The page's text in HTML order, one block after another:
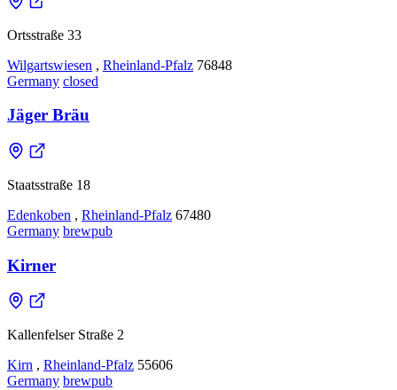
Ortsstraße 33
Wilgartswiesen , Rheinland-Pfalz 76848
Germany closed
Jäger Bräu
Staatsstraße 18
Edenkoben , Rheinland-Pfalz 67480
Germany brewpub
Kirner
Kallenfelser Straße 2
Kirn , Rheinland-Pfalz 55606
Germany brewpub